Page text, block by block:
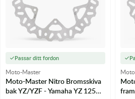
Passar ditt fordon
Moto-Master
Moto-Master Nitro Bromsskiva
bak YZ/YZF - Yamaha YZ 125